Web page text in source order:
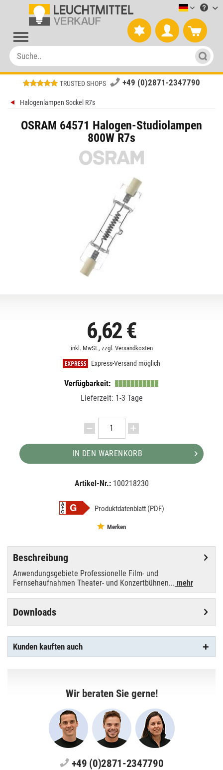
TRUSTED SHOPS +49 (0)2871-2347790
Halogenlampen Sockel R7s
OSRAM 64571 Halogen-Studiolampen
800W R7s
6,62 €
inkl. MwSt., zzgl. Versandkosten
Express-Versand möglich
Verfügbarkeit:
Lieferzeit: 1-3 Tage
IN DEN WARENKORB
Artikel-Nr.: 100218230
Produktdatenblatt (PDF)
Merken
Beschreibung
Anwendungsgebiete Professionelle Film- und
Fernsehaufnahmen Theater- und Konzertbühnen... mehr
Downloads
Kunden kauften auch
Wir beraten Sie gerne!
+49 (0)2871-2347790